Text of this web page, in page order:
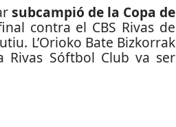
subcampió de la Copa de
contra el CBS Rivas de
L’Orioko Bate Bizkorrak
Sóftbol Club va ser